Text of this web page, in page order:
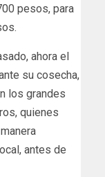
pesos, para
ahora el
su cosecha,
los grandes
quienes
antes de